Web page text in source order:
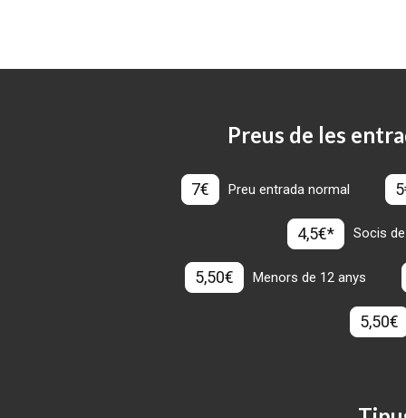
Preus de les
7€ Preu entrada normal
4,5€* Socis
5,50€ Menors de 12 anys
5,50€